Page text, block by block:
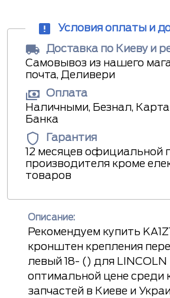
Условия оплаты и
Доставка по Киеву и
Самовывоз из нашего
почта, Деливери
Оплата
Наличными, Безнал,
Банка
Гарантия
12 месяцев официальной
производителя кроме
товаров
Описание:
Рекомендуем купить
кронштен крепления
левый 18- () для LINCOLN
оптимальной цене среди
запчастей в Киеве и